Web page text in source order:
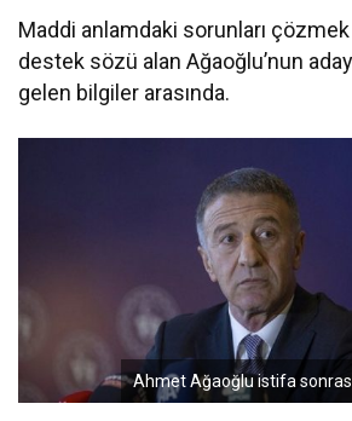
Maddi anlamdaki sorunları
destek sözü alan Ağaoğlu’nun
gelen bilgiler arasında.
Ahmet Ağaoğlu istifa